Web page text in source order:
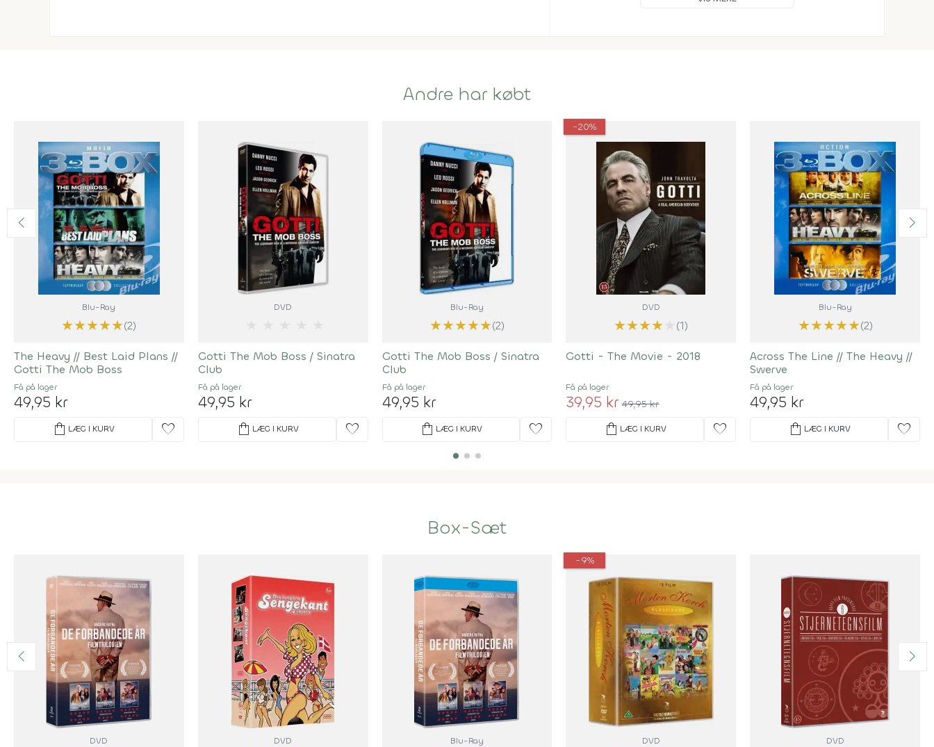
Andre har købt
Blu-Ray
★★★★★(2)
The Heavy // Best Laid Plans //
Gotti The Mob Boss
Få på lager
49,95 kr
shopping_bag LÆG I KURV favorite
DVD
Gotti The Mob Boss / Sinatra
Club
Få på lager
49,95 kr
shopping_bag LÆG I KURV favorite
Blu-Ray
★★★★★(2)
Gotti The Mob Boss / Sinatra
Club
Få på lager
49,95 kr
shopping_bag LÆG I KURV favorite
-20%
DVD
★★★★ (1)
Gotti - The Movie - 2018
Få på lager
39,95 kr 49,95 kr
shopping_bag LÆG I KURV favorite
Blu-Ray
★★★★★(2)
Across The Line// The Heavy//
Swerve
Få på lager
49,95 kr
shopping_bag LÆG I KURV favorite
Box-Sæt
DVD DVD Blu-Ray
-9%
DVD DVD